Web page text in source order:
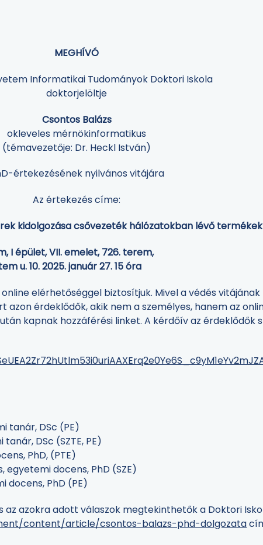
MEGHÍVÓ
Informatikai Tudományok Doktori Iskola
doktorjelöltje
Csontos Balázs
okleveles mérnökinformatikus
(témavezetője: Dr. Heckl István)
értekezésének nyilvános vitájára
Az értekezés címe:
kidolgozása csővezeték hálózatokban lévő
I épület, VII. emelet, 726. terem,
január 27. 15 óra
elérhetőséggel biztosítjuk. Mivel a védés
érdeklődők, akik nem a személyes, hanem az
kapnak hozzáférési linket. A kérdőív az érdeklődők
DSc (PE)
DSc (SZTE, PE)
PhD, (PTE)
docens, PhD (SZE)
PhD (PE)
az azokra adott válaszok megtekinthetők a Doktori
content/article/csontos-balazs-phd-dolgozata